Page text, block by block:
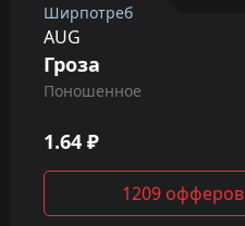
Ширпотреб
AUG
Гроза
Поношенное
1.64 ₽
1209 офферов